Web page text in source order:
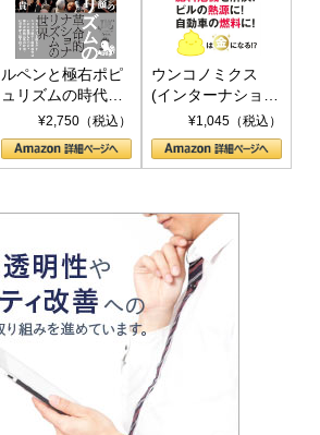
ルペンと極右ポピ
ュリズムの時代：
〈ヤヌス〉の二つ
の顔
¥2,750（税込）
ウンコノミクス
(インターナショナ
ル新書)¥1,045（税込）